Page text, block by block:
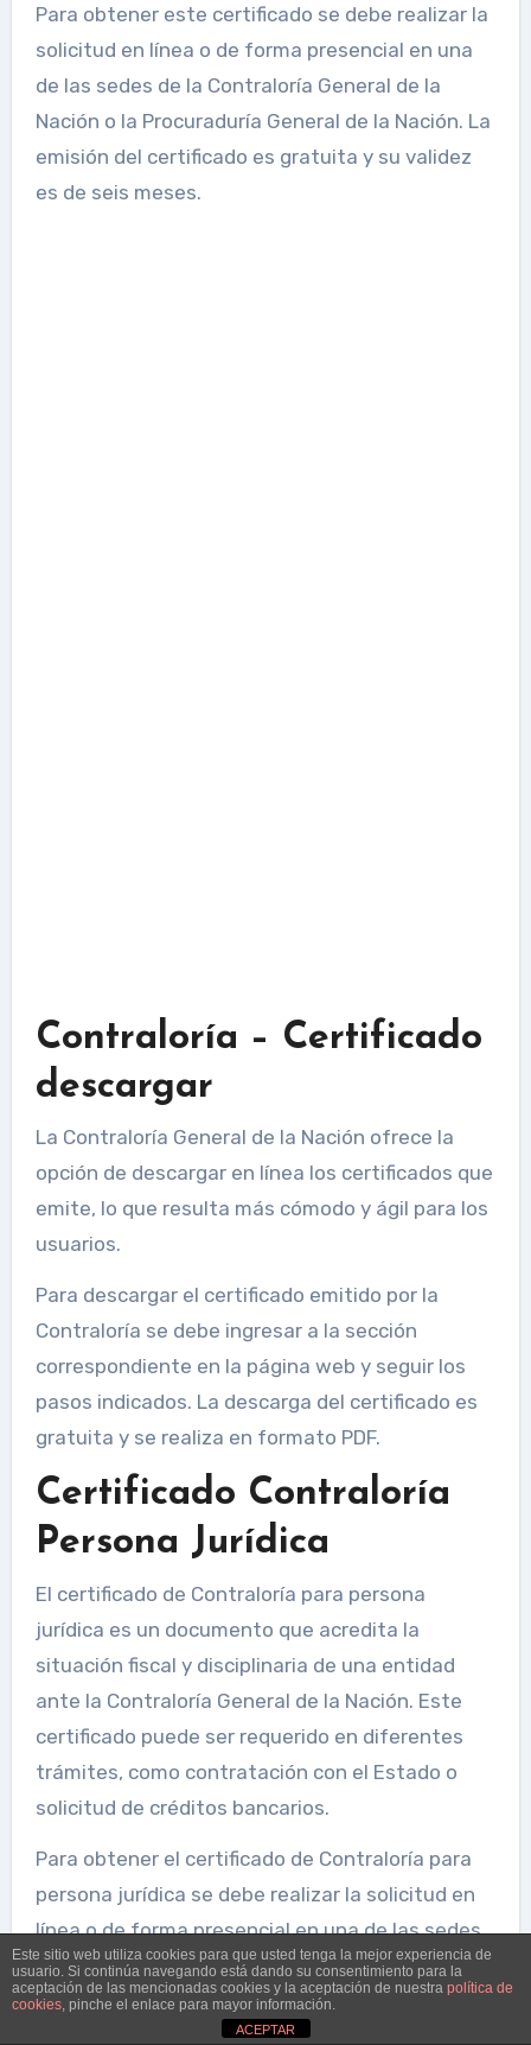
Para obtener este certificado se debe realizar la
solicitud en línea o de forma presencial en una
de las sedes de la Contraloría General de la
Nación o la Procuraduría General de la Nación. La
emisión del certificado es gratuita y su validez
es de seis meses.
Contraloría – Certificado
descargar
La Contraloría General de la Nación ofrece la
opción de descargar en línea los certificados que
emite, lo que resulta más cómodo y ágil para los
usuarios.
Para descargar el certificado emitido por la
Contraloría se debe ingresar a la sección
correspondiente en la página web y seguir los
pasos indicados. La descarga del certificado es
gratuita y se realiza en formato PDF.
Certificado Contraloría
Persona Jurídica
El certificado de Contraloría para persona
jurídica es un documento que acredita la
situación fiscal y disciplinaria de una entidad
ante la Contraloría General de la Nación. Este
certificado puede ser requerido en diferentes
trámites, como contratación con el Estado o
solicitud de créditos bancarios.
Para obtener el certificado de Contraloría para
persona jurídica se debe realizar la solicitud en
línea o de forma presencial en una de las sedes
de la Contraloría General de la Nación. La
emisión del certificado es gratuita y su validez
Este sitio web utiliza cookies para que usted tenga la mejor experiencia de
usuario. Si continúa navegando está dando su consentimiento para la
aceptación de las mencionadas cookies y la aceptación de nuestra política de
cookies, pinche el enlace para mayor información.
ACEPTAR